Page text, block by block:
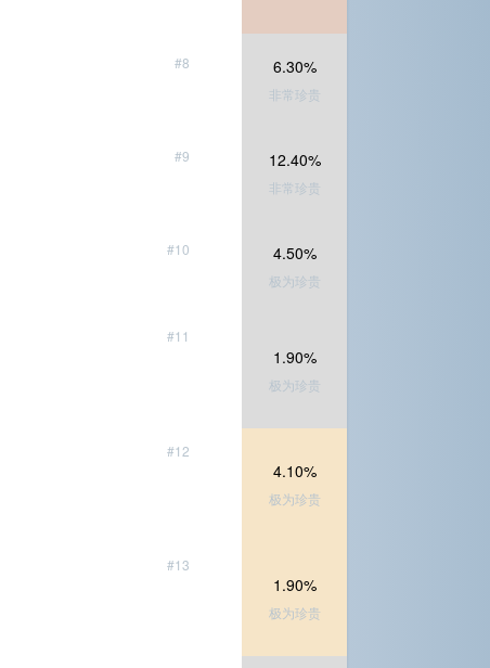
#8 6.30%
非常珍贵
#9 12.40%
非常珍贵
#10 4.50%
极为珍贵
#11
1.90%
极为珍贵
#12
4.10%
极为珍贵
#13
1.90%
极为珍贵